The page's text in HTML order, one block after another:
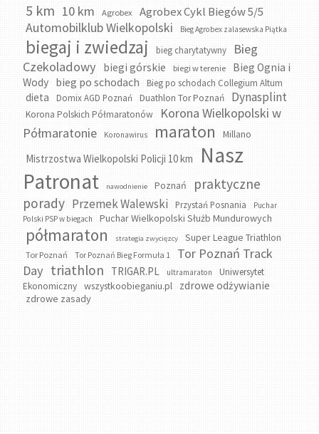
5 km 10 km Agrobex Agrobex Cykl Biegów 5/5
Automobilklub Wielkopolski Bieg Agrobex zalasewska Piątka
biegaj i zwiedzaj bieg charytatywny
Bieg
Czekoladowy
biegi górskie biegi w terenie
Bieg Ognia i
Wody bieg po schodach Bieg po schodach Collegium Altum
dieta Domix AGD Poznań Duathlon Tor Poznań Dynasplint
Korona Polskich Półmaratonów
Korona Wielkopolski w
Półmaratonie
Koronawirus maraton Millano
Mistrzostwa Wielkopolski Policji 10 km
Nasz
Patronat
nawodnienie Poznań
praktyczne
porady Przemek Walewski Przystań Posnania
Puchar
Polski PSP w biegach
Puchar Wielkopolski Służb Mundurowych
półmaraton strategia zwycięzcy Super League Triathlon
Tor Poznań Tor Poznań Bieg Formuła 1
Tor Poznań Track
Day triathlon TRIGAR.PL ultramaraton
Uniwersytet
Ekonomiczny
wszystkoobieganiu.pl zdrowe odżywianie
zdrowe zasady